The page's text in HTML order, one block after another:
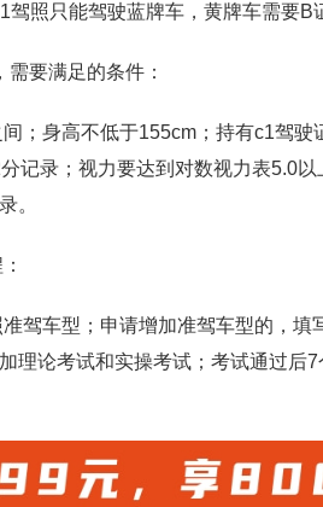
照只能驾驶蓝牌车，黄牌车需要B
要满足的条件：
；身高不低于155cm；持有c1驾
记录；视力要达到对数视力表5.0
。
驾⻋型；申请增加准驾⻋型的，
理论考试和实操考试；考试通过后